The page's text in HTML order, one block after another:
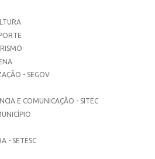
- SEGOV
E COMUNICAÇÃO - SITEC
- SETESC